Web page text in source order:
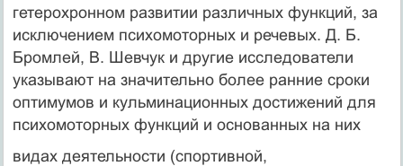
гетерохронном развитии различных функций, за
исключением психомоторных и речевых. Д. Б.
Бромлей, В. Шевчук и другие исследователи
указывают на значительно более ранние сроки
оптимумов и кульминационных достижений для
психомоторных функций и основанных на них
видах деятельности (спортивной,